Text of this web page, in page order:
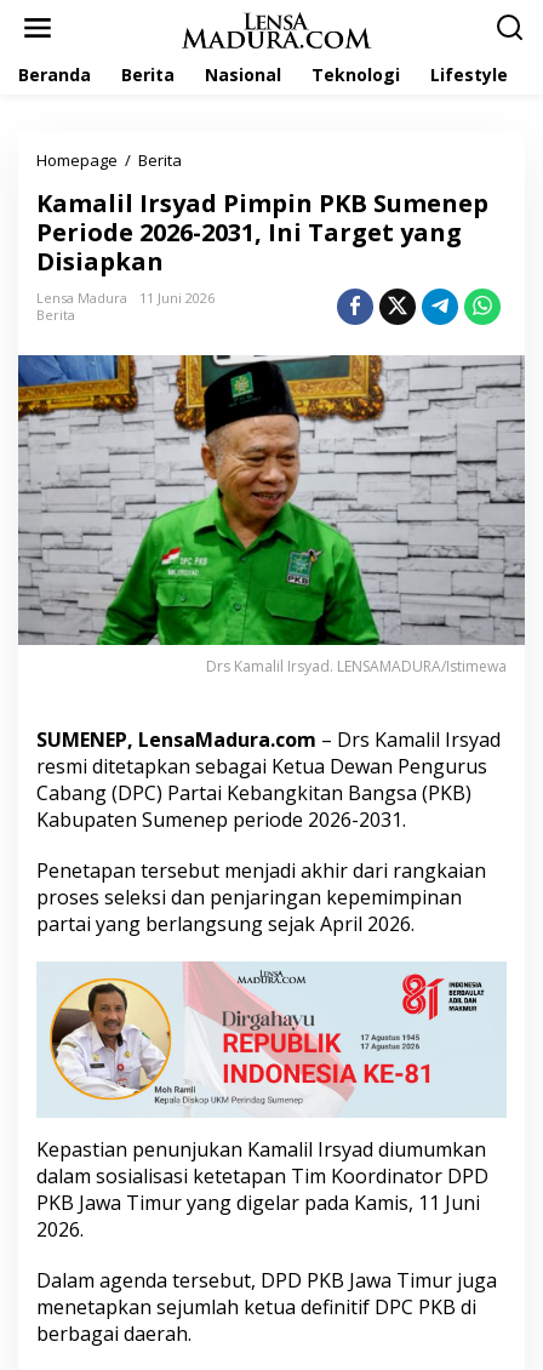
Beranda Berita Nasional Teknologi Lifestyle
Homepage / Berita
m
a
l
s
y
a
d
P
i
m
p
i
n
P
K
B
S
e
p
P
e
o
d
e
0
6
0
3
1
,
I
n
r
g
e
t
Kamalil Irsyad Pimpin PKB Sumenep
Periode 2026-2031, Ini Target yang
Disiapkan
Lensa Madura
11 Juni 2026
Berita
Drs Kamalil Irsyad. LENSAMADURA/Istimewa
SUMENEP, LensaMadura.com – Drs Kamalil Irsyad
resmi ditetapkan sebagai Ketua Dewan Pengurus
Cabang (DPC) Partai Kebangkitan Bangsa (PKB)
Kabupaten Sumenep periode 2026-2031.
Penetapan tersebut menjadi akhir dari rangkaian
proses seleksi dan penjaringan kepemimpinan
partai yang berlangsung sejak April 2026.
Kepastian penunjukan Kamalil Irsyad diumumkan
dalam sosialisasi ketetapan Tim Koordinator DPD
PKB Jawa Timur yang digelar pada Kamis, 11 Juni
2026.
Dalam agenda tersebut, DPD PKB Jawa Timur juga
menetapkan sejumlah ketua definitif DPC PKB di
berbagai daerah.